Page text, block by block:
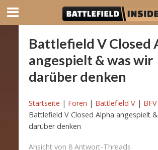
Battlefield V Closed
angespielt & was wir
darüber denken
Startseite | Foren | Battlefield V |
Battlefield V Closed Alpha angespielt
darüber denken
Ansicht von 8 Antwort-Threads